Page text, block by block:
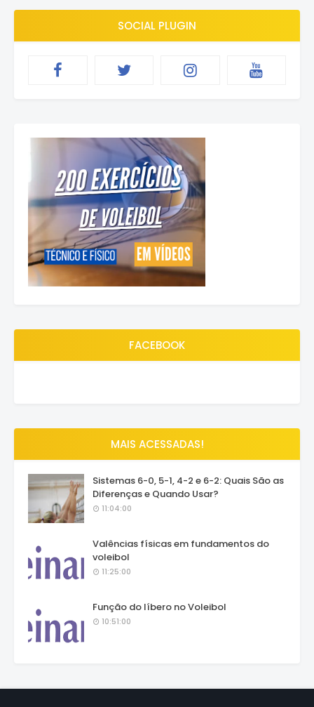
SOCIAL PLUGIN
FACEBOOK
MAIS ACESSADAS!
Sistemas 6-0, 5-1, 4-2 e 6-2: Quais São as
Diferenças e Quando Usar?
11:04:00
Valências físicas em fundamentos do
voleibol
11:25:00
Função do líbero no Voleibol
10:51:00